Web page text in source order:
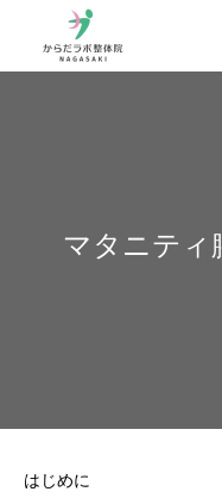
マタニティ
はじめに